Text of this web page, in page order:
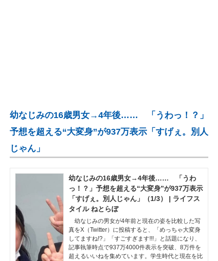
建設×テクノロジーの最前線
ちょっと気になるネットの話題
幼なじみの16歳男女→4年後…… 「うわっ！？」
予想を超える“大変身”が937万表示「すげぇ。別人
じゃん」
幼なじみの16歳男女→4年後…… 「うわ
っ！？」予想を超える“大変身”が937万表示
「すげぇ。別人じゃん」（1/3） | ライフス
タイル ねとらぼ
幼なじみの男女が4年前と現在の姿を比較した写
真をX（Twitter）に投稿すると、「めっちゃ大変身
してますね!?」「すごすぎます!!!」と話題になり、
記事執筆時点で937万4000件表示を突破、8万件を
超えるいいねを集めています。学生時代と現在を比